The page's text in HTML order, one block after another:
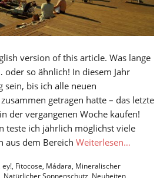
version of this article. Was lange
so ähnlich! In diesem Jahr
sein, bis ich alle neuen
getragen hatte – das letzte
der vergangenen Woche kaufen!
teste ich jährlich möglichst viele
aus dem Bereich Weiterlesen…
ey!, Fitocose, Mádara, Mineralischer
, Natürlicher Sonnenschutz, Neuheiten